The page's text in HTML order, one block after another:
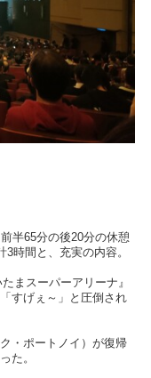
半65分の後20分の休憩
時間と、充実の内容。
まスーパーアリーナ』
すげぇ～」と圧倒され
・ポートノイ）が復帰
た。